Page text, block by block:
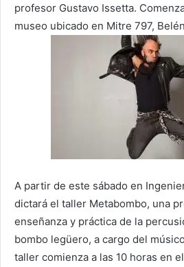
profesor Gustavo Issetta.
museo ubicado en Mitre 797,
A partir de este sábado en
dictará el taller Metabombo, una
enseñanza y práctica de la
bombo legüero, a cargo del
taller comienza a las 10 horas en